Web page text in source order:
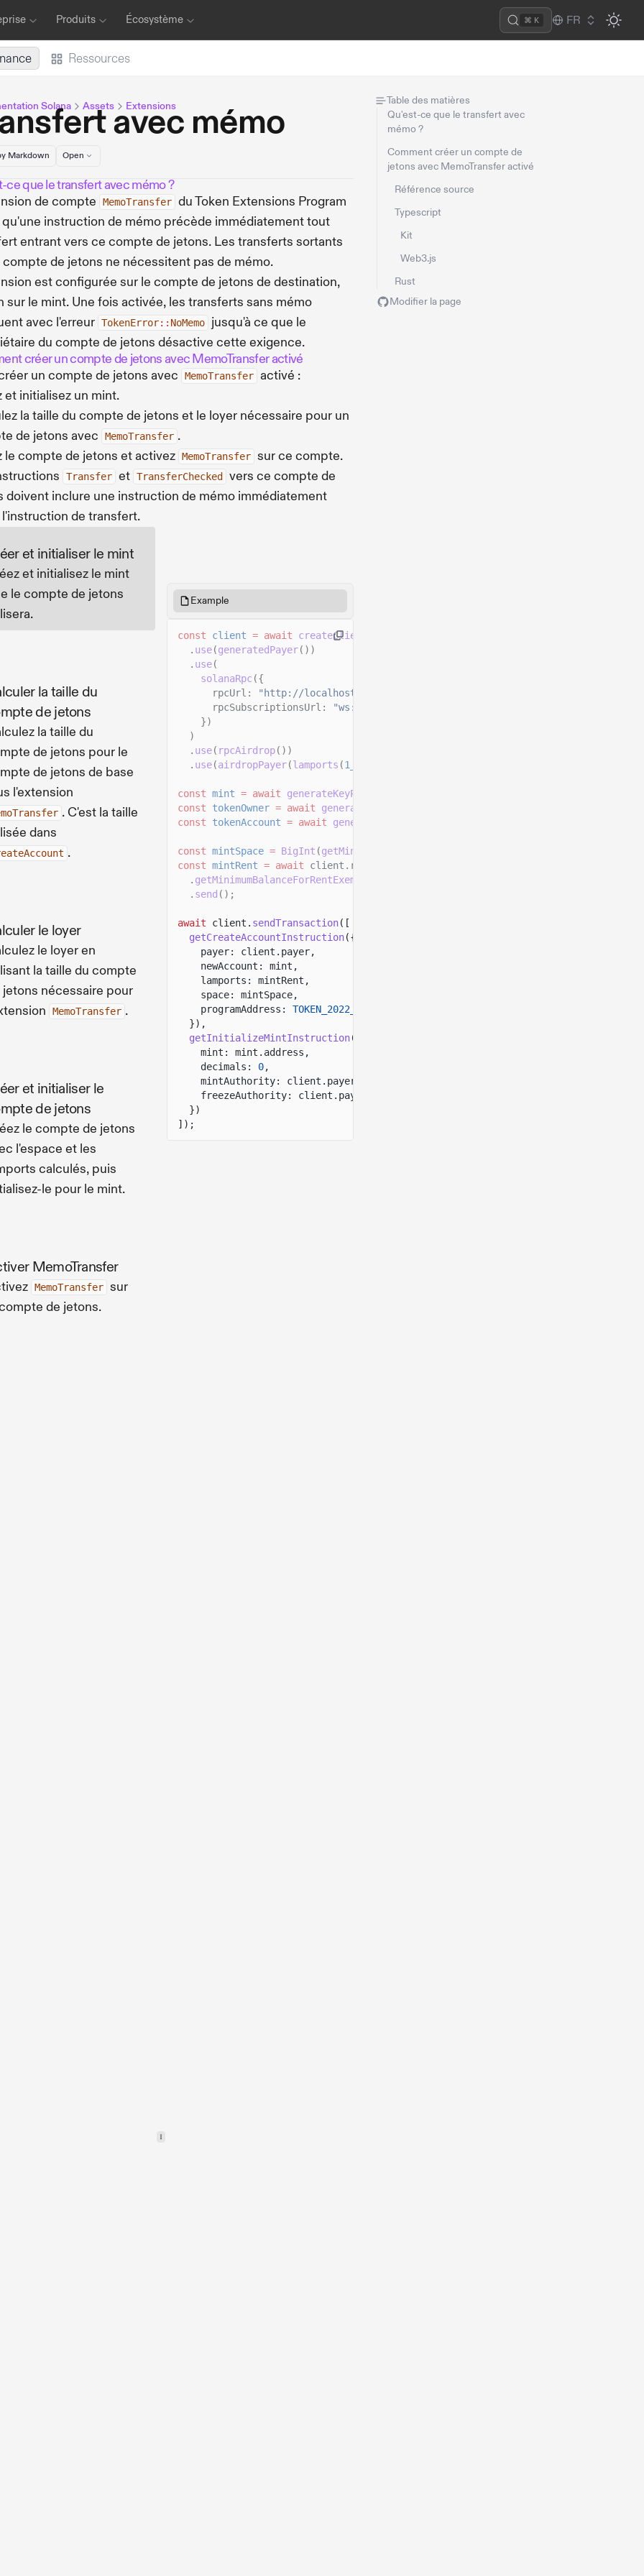
Produits Écosystème ⌘ K FR
Ressources
Solana Assets Extensions
avec mémo
Markdown Open
ce que le transfert avec mémo ?
de compte
MemoTransfer du Token Extensions Program
instruction de mémo précède immédiatement tout
entrant vers ce compte de jetons. Les transferts sortants
de jetons ne nécessitent pas de mémo.
est configurée sur le compte de jetons de destination,
sur le mint. Une fois activée, les transferts sans mémo
avec l'erreur TokenError:: NoMemo
jusqu'à ce que le
du compte de jetons désactive cette exigence.
créer un compte de jetons avec MemoTransfer activé
un compte de jetons avec
MemoTransfer activé :
et initialisez un mint.
la taille du compte de jetons et le loyer nécessaire pour un
de jetons avec
MemoTransfer .
le compte de jetons et activez MemoTransfer sur ce compte.
Transfer et TransferChecked
vers ce compte de
doivent inclure une instruction de mémo immédiatement
l'instruction de transfert.
et initialiser le mint
et initialisez le mint
le compte de jetons
la taille du
de jetons
la taille du
de jetons pour le
de jetons de base
l'extension
. C'est la taille
dans
.
le loyer
le loyer en
la taille du compte
jetons nécessaire pour
MemoTransfer .
et initialiser le
de jetons
le compte de jetons
l'espace et les
calculés, puis
le pour le mint.
MemoTransfer
MemoTransfer sur
de jetons.
Example
const client = await createClient
. use(generatedPayer())
. use(
solanaRpc ({
rpcUrl:
"http://localhost:8899"
rpcSubscriptionsUrl:
"ws://localhost:8900"
})
)
. use( rpcAirdrop())
. use(airdropPayer(lamports (1_000_000_000
const mint = await generateKeyPairSigner
const
tokenOwner = await generateKeyPairSigner
const
tokenAccount = await generateKeyPairSigner
const mintSpace = BigInt (getMintSize
const mintRent = await
client.rpc
. getMinimumBalanceForRentExemption
. send ();
await client. sendTransaction([
getCreateAccountInstruction({
payer: client.payer,
newAccount: mint,
lamports: mintRent,
space: mintSpace,
programAddress:
TOKEN_2022_PROGRAM_ADDRESS
}),
getInitializeMintInstruction({
mint: mint.address,
decimals:
0,
mintAuthority: client.payer.address,
freezeAuthority: client.payer.address
})
]);
Table des matières
Qu'est-ce que le transfert avec
mémo ?
Comment créer un compte de
jetons avec MemoTransfer activé
Référence source
Typescript
Kit
Web3.js
Rust
Modifier la page